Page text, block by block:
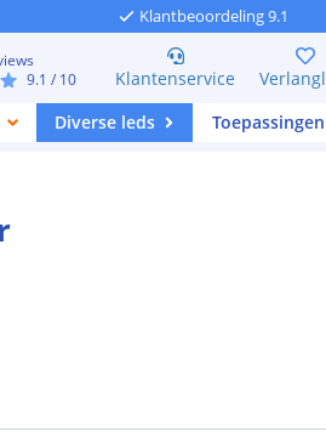
Klantbeoordeling 9.1
9.1 / 10 Klantenservice
Diverse leds Toepassingen